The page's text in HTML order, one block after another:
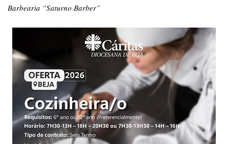
Barbearia “Saturno Barber”